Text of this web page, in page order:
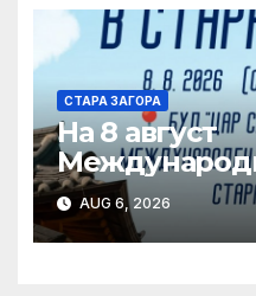
СТАРА ЗАГОРА
На 8 август
младежки
Загора е
на Корея“
AUG 6, 2026